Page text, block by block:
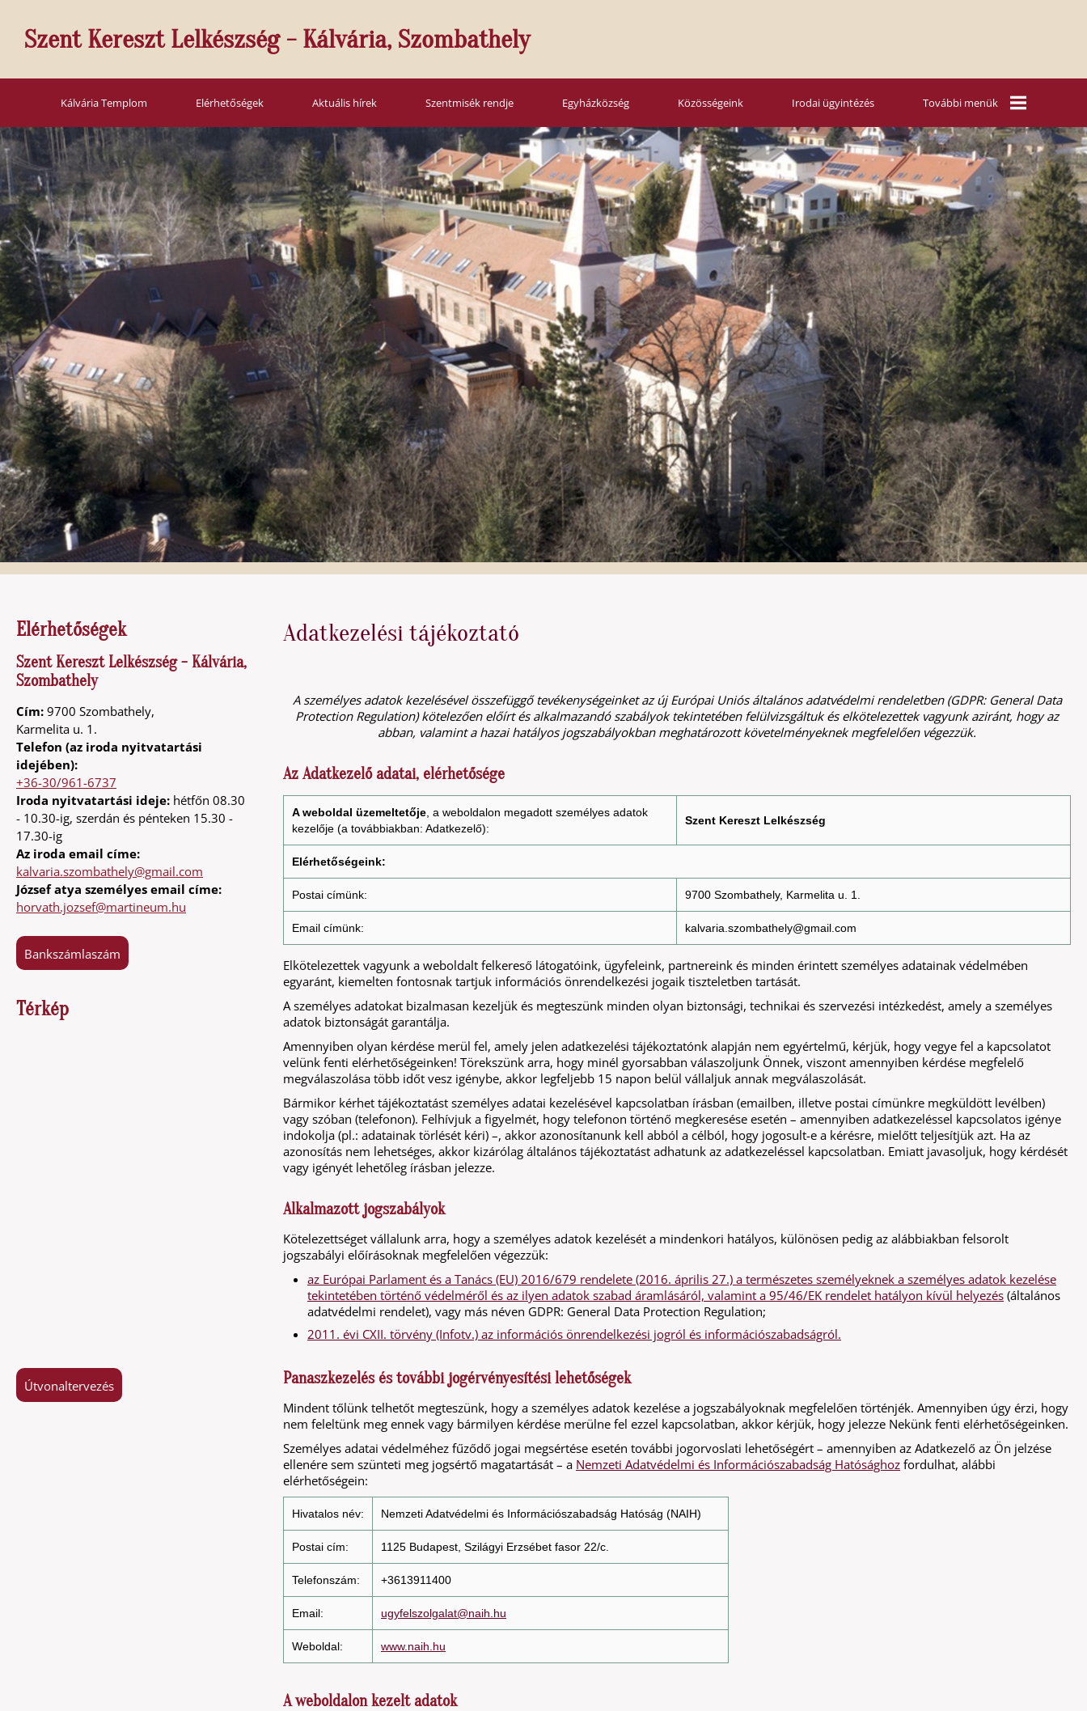
Szent Kereszt Lelkészség - Kálvária, Szombathely
Kálvária Templom Elérhetőségek Aktuális hírek Szentmisék rendje Egyházközség Közösségeink Irodai ügyintézés További menük
Mária Rádió
Vasárnapi
szentbeszédek
Nyári táboraink
Hitoktatás
Galéria
Elérhetőségek
Szent Kereszt Lelkészség - Kálvária,
Szombathely
Cím: 9700 Szombathely,
Karmelita u. 1.
Telefon (az iroda nyitvatartási
idejében):
+36-30/961-6737
Iroda nyitvatartási ideje: hétfőn 08.30
- 10.30-ig, szerdán és pénteken 15.30 -
17.30-ig
Az iroda email címe:
kalvaria.szombathely@gmail.com
József atya személyes email címe:
horvath.jozsef@martineum.hu
Bankszámlaszám
Térkép
Útvonaltervezés
Adatkezelési tájékoztató
A személyes adatok kezelésével összefüggő tevékenységeinket az új Európai Uniós általános adatvédelmi rendeletben (GDPR: General Data
Protection Regulation) kötelezően előírt és alkalmazandó szabályok tekintetében felülvizsgáltuk és elkötelezettek vagyunk aziránt, hogy az
abban, valamint a hazai hatályos jogszabályokban meghatározott követelményeknek megfelelően végezzük.
Az Adatkezelő adatai, elérhetősége
A weboldal üzemeltetője , a weboldalon megadott személyes adatok
kezelője (a továbbiakban: Adatkezelő):
Szent Kereszt Lelkészség
Elérhetőségeink:
Postai címünk: 9700 Szombathely, Karmelita u. 1.
Email címünk: kalvaria.szombathely@gmail.com
Elkötelezettek vagyunk a weboldalt felkereső látogatóink, ügyfeleink, partnereink és minden érintett személyes adatainak védelmében
egyaránt, kiemelten fontosnak tartjuk információs önrendelkezési jogaik tiszteletben tartását.
A személyes adatokat bizalmasan kezeljük és megteszünk minden olyan biztonsági, technikai és szervezési intézkedést, amely a személyes
adatok biztonságát garantálja.
Amennyiben olyan kérdése merül fel, amely jelen adatkezelési tájékoztatónk alapján nem egyértelmű, kérjük, hogy vegye fel a kapcsolatot
velünk fenti elérhetőségeinken! Törekszünk arra, hogy minél gyorsabban válaszoljunk Önnek, viszont amennyiben kérdése megfelelő
megválaszolása több időt vesz igénybe, akkor legfeljebb 15 napon belül vállaljuk annak megválaszolását.
Bármikor kérhet tájékoztatást személyes adatai kezelésével kapcsolatban írásban (emailben, illetve postai címünkre megküldött levélben)
vagy szóban (telefonon). Felhívjuk a figyelmét, hogy telefonon történő megkeresése esetén – amennyiben adatkezeléssel kapcsolatos igénye
indokolja (pl.: adatainak törlését kéri) –, akkor azonosítanunk kell abból a célból, hogy jogosult-e a kérésre, mielőtt teljesítjük azt. Ha az
azonosítás nem lehetséges, akkor kizárólag általános tájékoztatást adhatunk az adatkezeléssel kapcsolatban. Emiatt javasoljuk, hogy kérdését
vagy igényét lehetőleg írásban jelezze.
Alkalmazott jogszabályok
Kötelezettséget vállalunk arra, hogy a személyes adatok kezelését a mindenkori hatályos, különösen pedig az alábbiakban felsorolt
jogszabályi előírásoknak megfelelően végezzük:
az Európai Parlament és a Tanács (EU) 2016/679 rendelete (2016. április 27.) a természetes személyeknek a személyes adatok kezelése
tekintetében történő védelméről és az ilyen adatok szabad áramlásáról, valamint a 95/46/EK rendelet hatályon kívül helyezés (általános
adatvédelmi rendelet), vagy más néven GDPR: General Data Protection Regulation;
2011. évi CXII. törvény (Infotv.) az információs önrendelkezési jogról és információszabadságról.
Panaszkezelés és további jogérvényesítési lehetőségek
Mindent tőlünk telhetőt megteszünk, hogy a személyes adatok kezelése a jogszabályoknak megfelelően történjék. Amennyiben úgy érzi, hogy
nem feleltünk meg ennek vagy bármilyen kérdése merülne fel ezzel kapcsolatban, akkor kérjük, hogy jelezze Nekünk fenti elérhetőségeinken.
Személyes adatai védelméhez fűződő jogai megsértése esetén további jogorvoslati lehetőségért – amennyiben az Adatkezelő az Ön jelzése
ellenére sem szünteti meg jogsértő magatartását – a Nemzeti Adatvédelmi és Információszabadság Hatósághoz fordulhat, alábbi
elérhetőségein:
Hivatalos név: Nemzeti Adatvédelmi és Információszabadság Hatóság (NAIH)
Postai cím: 1125 Budapest, Szilágyi Erzsébet fasor 22/c.
Telefonszám: +3613911400
Email: ugyfelszolgalat@naih.hu
Weboldal: www.naih.hu
A weboldalon kezelt adatok